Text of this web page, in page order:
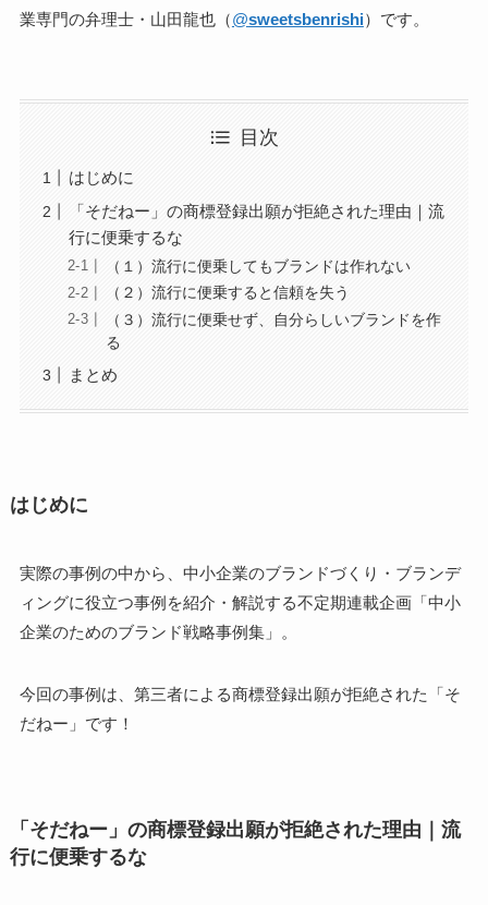
業専門の弁理士・山田龍也（@sweetsbenrishi）です。
目次
はじめに
「そだねー」の商標登録出願が拒絶された理由｜流
行に便乗するな
（１）流行に便乗してもブランドは作れない
（２）流行に便乗すると信頼を失う
（３）流行に便乗せず、自分らしいブランドを作
る
まとめ
はじめに
実際の事例の中から、中小企業のブランドづくり・ブランデ
ィングに役立つ事例を紹介・解説する不定期連載企画「中小
企業のためのブランド戦略事例集」。
今回の事例は、第三者による商標登録出願が拒絶された「そ
だねー」です！
「そだねー」の商標登録出願が拒絶された理由｜流
行に便乗するな